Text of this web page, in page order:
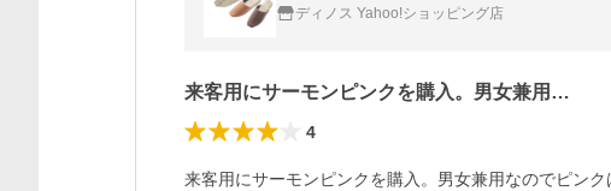
ディノス Yahoo!ショッピング店
来客用にサーモンピンクを購入。男女兼用…
4
来客用にサーモンピンクを購入。男女兼用なのでピン